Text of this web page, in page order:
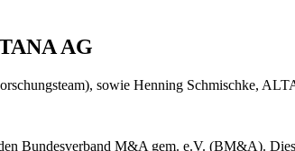
AG
sowie Henning Schmischke,
Bundesverband M&A gem. e.V. (BM&A).